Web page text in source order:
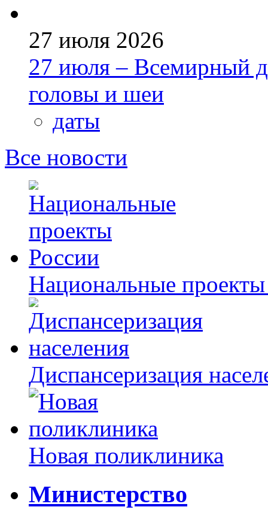
27 июля 2026
27 июля – Всемирный
головы и шеи
даты
Все новости
Национальные
Диспансеризация
Новая поликлиника
Министерство